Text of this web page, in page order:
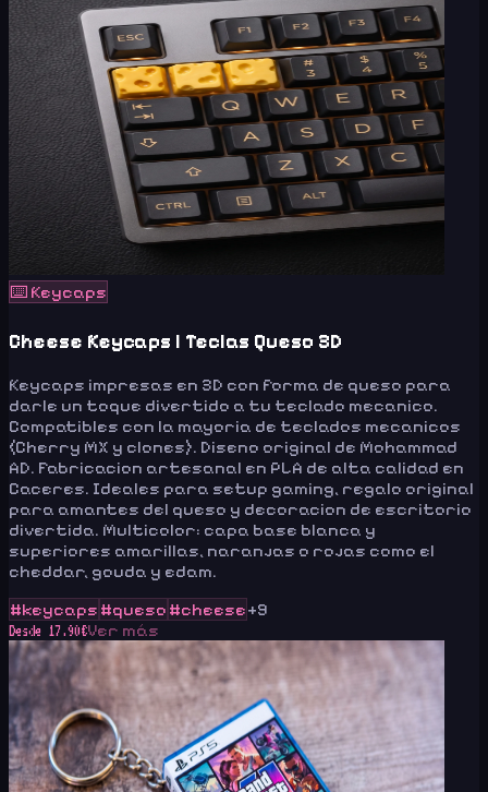
⌨️ Keycaps
Cheese Keycaps | Teclas Queso 3D
Keycaps impresas en 3D con forma de queso para
darle un toque divertido a tu teclado mecanico.
Compatibles con la mayoria de teclados mecanicos
(Cherry MX y clones). Diseno original de Mohammad
AD. Fabricacion artesanal en PLA de alta calidad en
Caceres. Ideales para setup gaming, regalo original
para amantes del queso y decoracion de escritorio
divertida. Multicolor: capa base blanca y
superiores amarillas, naranjas o rojas como el
cheddar, gouda y edam.
#keycaps #queso #cheese+9
Desde 17.90€Ver más